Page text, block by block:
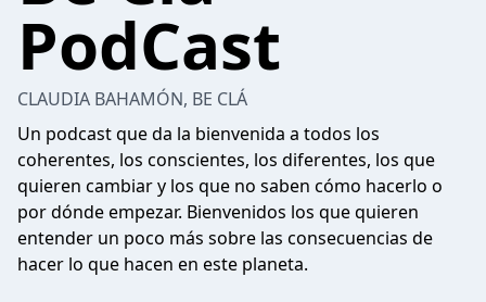
PodCast
CLAUDIA BAHAMÓN, BE CLÁ
Un podcast que da la bienvenida a todos los
coherentes, los conscientes, los diferentes, los que
quieren cambiar y los que no saben cómo hacerlo o
por dónde empezar. Bienvenidos los que quieren
entender un poco más sobre las consecuencias de
hacer lo que hacen en este planeta.